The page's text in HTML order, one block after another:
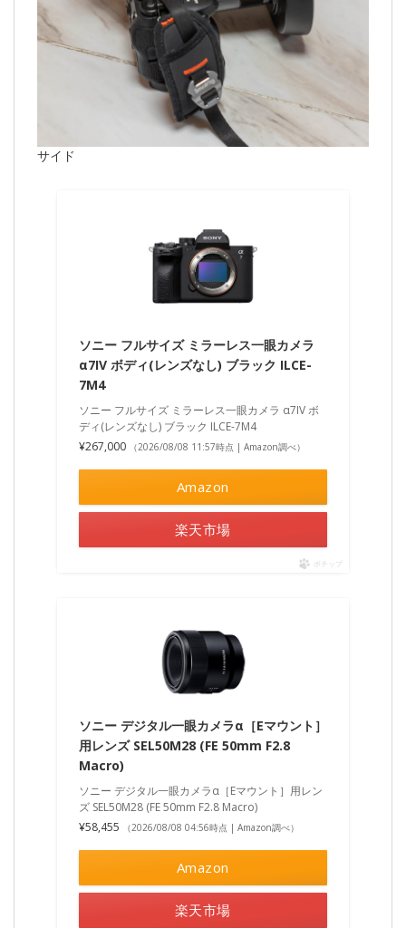
サイド
ソニー フルサイズ ミラーレス一眼カメラ
α7IV ボディ(レンズなし) ブラック ILCE-
7M4
ソニー フルサイズ ミラーレス一眼カメラ α7IV ボ
ディ(レンズなし) ブラック ILCE-7M4
¥267,000
（2026/08/08 11:57時点 | Amazon調べ）
Amazon
楽天市場
ポチップ
ソニー デジタル一眼カメラα［Eマウント］
用レンズ SEL50M28 (FE 50mm F2.8
Macro)
ソニー デジタル一眼カメラα［Eマウント］用レン
ズ SEL50M28 (FE 50mm F2.8 Macro)
¥58,455
（2026/08/08 04:56時点 | Amazon調べ）
Amazon
楽天市場